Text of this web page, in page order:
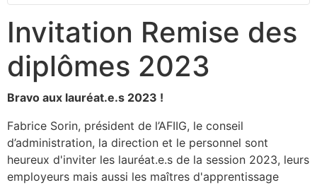
Invitation Remise des
diplômes 2023
Bravo aux lauréat.e.s 2023 !
Fabrice Sorin, président de l’AFIIG, le conseil
d’administration, la direction et le personnel sont
heureux d'inviter les lauréat.e.s de la session 2023, leurs
employeurs mais aussi les maîtres d'apprentissage